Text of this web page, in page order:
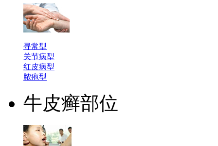
寻常型
关节病型
红皮病型
脓疱型
牛皮癣部位